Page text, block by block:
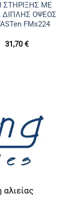
ΣΤΗΡΙΞΗΣ ΜΕ
ΔΙΠΛΗΣ ΟΨΕΟΣ
FMs224
31,70€